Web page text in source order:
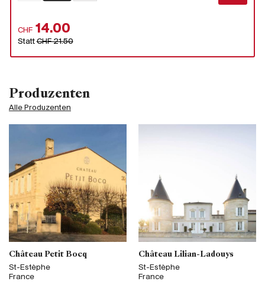
Produzenten
Alle Produzenten
Château Petit Bocq
St-Estèphe
France
Château Lilian-Ladouys
St-Estèphe
France
CHF 14.00
StattCHF 21.50